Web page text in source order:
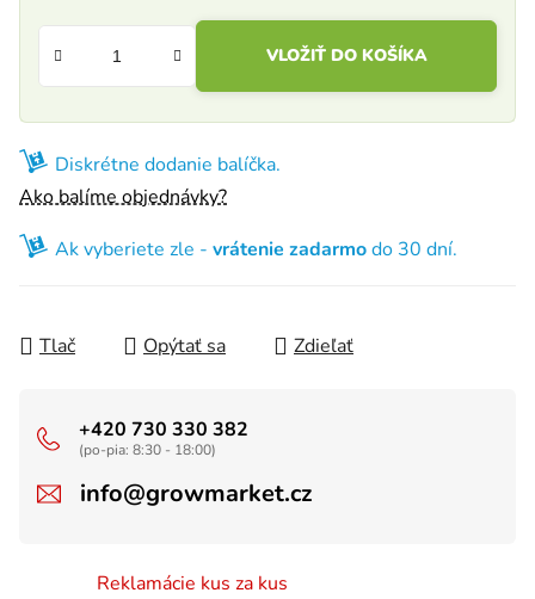
VLOŽIŤ DO KOŠÍKA
Diskrétne dodanie balíčka.
Ako balíme objednávky?
Ak vyberiete zle - vrátenie zadarmodo 30 dní.
Tlač Opýtať sa Zdieľať
+420 730 330 382
(po-pia: 8:30 - 18:00)
info@growmarket.cz
Reklamácie kus za kus